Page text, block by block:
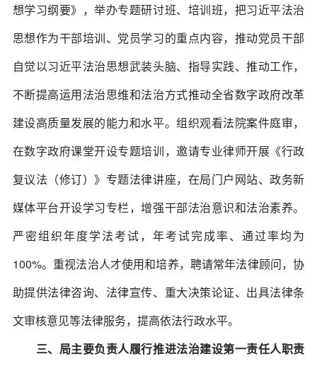
想学习纲要》，举办专题研讨班、培训班，把习近平法治
思想作为干部培训、党员学习的重点内容，推动党员干部
自觉以习近平法治思想武装头脑、指导实践、推动工作，
不断提高运用法治思维和法治方式推动全省数字政府改革
建设高质量发展的能力和水平。组织观看法院案件庭审，
在数字政府课堂开设专题培训，邀请专业律师开展《行政
复议法（修订）》专题法律讲座，在局门户网站、政务新
媒体平台开设学习专栏，增强干部法治意识和法治素养。
严密组织年度学法考试，年考试完成率、通过率均为
100%。重视法治人才使用和培养，聘请常年法律顾问，协
助提供法律咨询、法律宣传、重大决策论证、出具法律条
文审核意见等法律服务，提高依法行政水平。
三、局主要负责人履行推进法治建设第一责任人职责